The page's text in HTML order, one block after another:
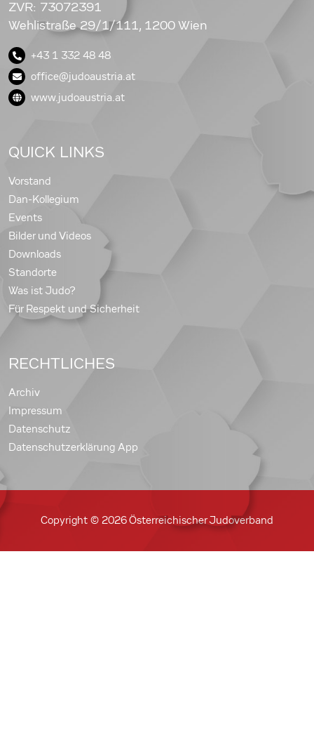
ZVR: 73072391
Wehlistraße 29/1/111, 1200 Wien
+43 1 332 48 48
office@judoaustria.at
www.judoaustria.at
QUICK LINKS
Vorstand
Dan-Kollegium
Events
Bilder und Videos
Downloads
Standorte
Was ist Judo?
Für Respekt und Sicherheit
RECHTLICHES
Archiv
Impressum
Datenschutz
Datenschutzerklärung App
Copyright © 2026 Österreichischer Judoverband